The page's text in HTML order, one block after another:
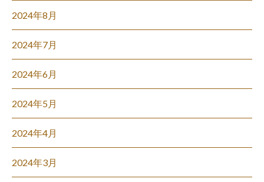
2024年8月
2024年7月
2024年6月
2024年5月
2024年4月
2024年3月